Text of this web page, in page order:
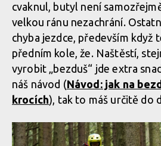
cvaknul, butyl není
velkou ránu nezachrání.
chyba jezdce, především když
předním kole, že. Naštěstí,
vyrobit „bezduš“ jde extra
náš návod (Návod: jak na
krocích), tak to máš určitě do